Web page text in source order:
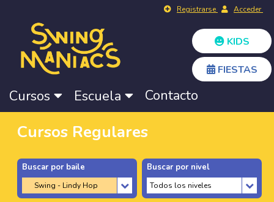
Registrarse Acceder
KIDS
FIESTAS
Cursos Escuela Contacto
Cursos Regulares
Buscar por baile Buscar por nivel